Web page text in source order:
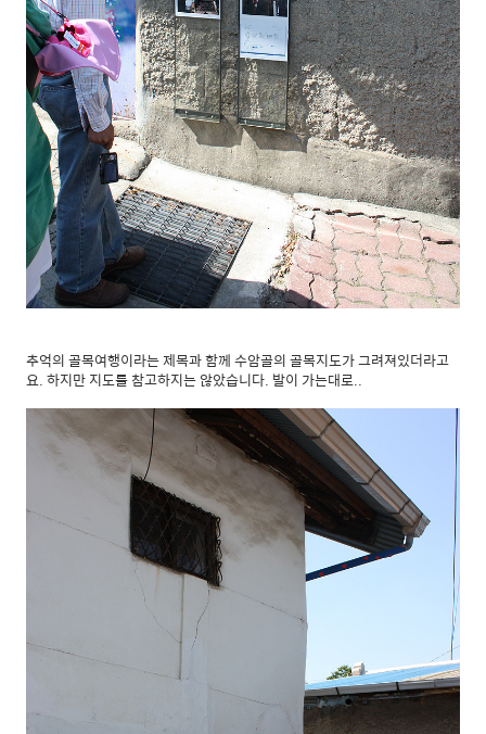
추억의 골목여행이라는 제목과 함께 수암골의 골목지도가 그려져있더라고
요. 하지만 지도를 참고하지는 않았습니다. 발이 가는대로..